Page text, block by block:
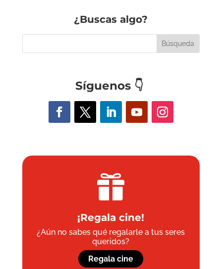
¿Buscas algo?
Síguenos 👇

¡Regala cine!
¿Aún no sabes qué regalarle a tus seres
queridos?
Regala cine